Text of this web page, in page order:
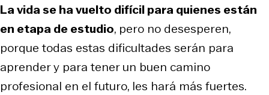
La vida se ha vuelto difícil para quienes están
en etapa de estudio, pero no desesperen,
porque todas estas dificultades serán para
aprender y para tener un buen camino
profesional en el futuro, les hará más fuertes.